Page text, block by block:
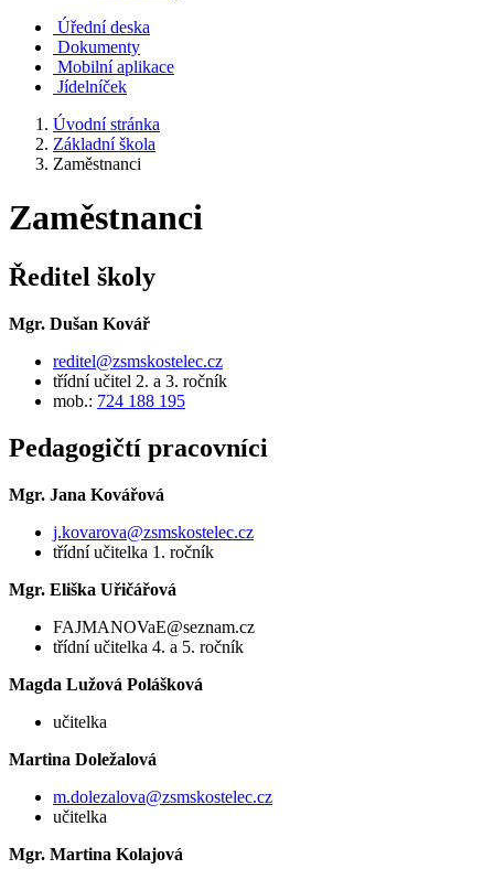
Úřední deska
Dokumenty
Mobilní aplikace
Jídelníček
Úvodní stránka
Základní škola
Zaměstnanci
Zaměstnanci
Ředitel školy
Mgr. Dušan Kovář
reditel@zsmskostelec.cz
třídní učitel 2. a 3. ročník
mob.: 724 188 195
Pedagogičtí pracovníci
Mgr. Jana Kovářová
j.kovarova@zsmskostelec.cz
třídní učitelka 1. ročník
Mgr. Eliška Uřičářová
FAJMANOVaE@seznam.cz
třídní učitelka 4. a 5. ročník
Magda Lužová Polášková
učitelka
Martina Doležalová
m.dolezalova@zsmskostelec.cz
učitelka
Mgr. Martina Kolajová